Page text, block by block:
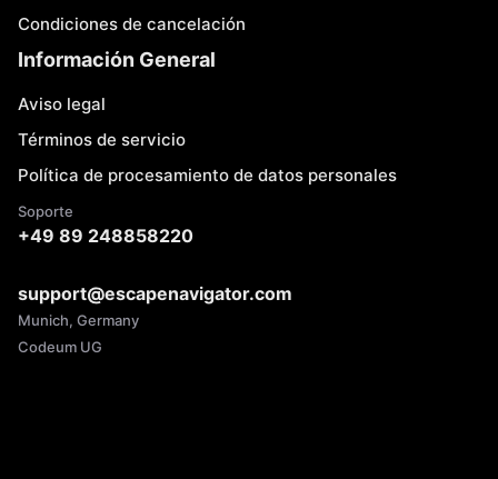
Condiciones de cancelación
Información General
Aviso legal
Términos de servicio
Política de procesamiento de datos personales
Soporte
+49 89 248858220
support@escapenavigator.com
Munich, Germany
Codeum UG